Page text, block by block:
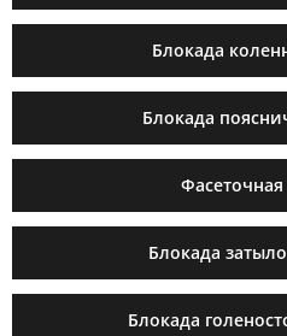
Блокада
Блокада
Блокада
Блокада